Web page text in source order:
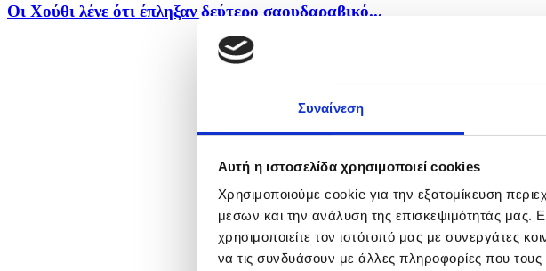
Συναίνεση
Αυτή η ιστοσελίδα χρησιμοποιεί cookies
Χρησιμοποιούμε cookie για την εξατομίκευση
μέσων και την ανάλυση της επισκεψιμότητάς
χρησιμοποιείτε τον ιστότοπό μας με συνεργάτες
να τις συνδυάσουν με άλλες πληροφορίες που
Οι Χούθι λένε ότι έπληξαν δεύτερο σαουδαραβικό...